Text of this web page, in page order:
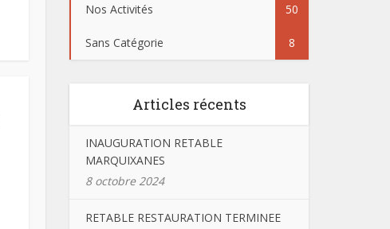
Nos Activités 50
Sans Catégorie 8
Articles récents
INAUGURATION RETABLE
MARQUIXANES
8 octobre 2024
RETABLE RESTAURATION TERMINEE